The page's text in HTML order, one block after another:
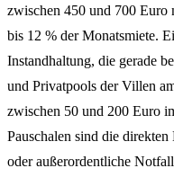
zwischen 450 und 700 Euro
bis 12 % der Monatsmiete.
Instandhaltung, die gerade
und Privatpools der Villen
zwischen 50 und 200 Euro
Pauschalen sind die
oder außerordentliche